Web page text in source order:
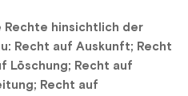
hinsichtlich der
Recht auf Auskunft; Recht
Löschung; Recht auf
Recht auf